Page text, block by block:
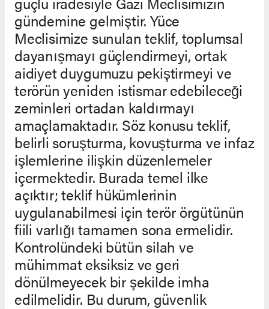
gündemine gelmiştir. Yüce
Meclisimize sunulan teklif, toplumsal
dayanışmayı güçlendirmeyi, ortak
aidiyet duygumuzu pekiştirmeyi ve
terörün yeniden istismar edebileceği
zeminleri ortadan kaldırmayı
amaçlamaktadır. Söz konusu teklif,
belirli soruşturma, kovuşturma ve infaz
işlemlerine ilişkin düzenlemeler
içermektedir. Burada temel ilke
açıktır; teklif hükümlerinin
uygulanabilmesi için terör örgütünün
fiili varlığı tamamen sona ermelidir.
Kontrolündeki bütün silah ve
mühimmat eksiksiz ve geri
dönülmeyecek bir şekilde imha
edilmelidir. Bu durum, güvenlik